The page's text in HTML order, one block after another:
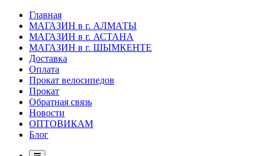
Главная
МАГАЗИН в г. АЛМАТЫ
МАГАЗИН в г. АСТАНА
МАГАЗИН в г. ШЫМКЕНТЕ
Доставка
Оплата
Прокат велосипедов
Прокат
Обратная связь
Новости
ОПТОВИКАМ
Блог